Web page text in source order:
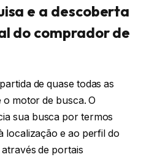
e a descoberta
do comprador de
de quase todas as
motor de busca. O
sua busca por termos
localização e ao perfil do
de portais